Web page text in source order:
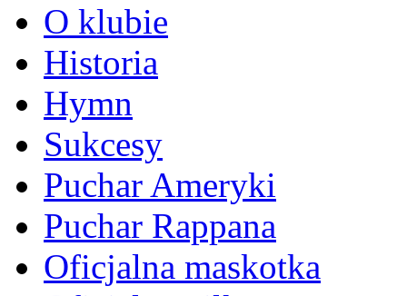
O klubie
Historia
Hymn
Sukcesy
Puchar Ameryki
Puchar Rappana
Oficjalna maskotka